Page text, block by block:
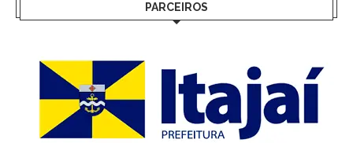
PARCEIROS